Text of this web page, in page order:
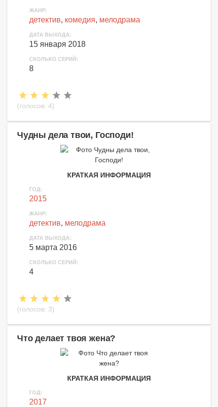
ЖАНР:
детектив, комедия, мелодрама
ДАТА ВЫХОДА:
15 января 2018
СКОЛЬКО СЕРИЙ:
8
(голосов: 4)
Чудны дела твои, Господи!
КРАТКАЯ ИНФОРМАЦИЯ
ГОД:
2015
ЖАНР:
детектив, мелодрама
ДАТА ВЫХОДА:
5 марта 2016
СКОЛЬКО СЕРИЙ:
4
(голосов: 3)
Что делает твоя жена?
КРАТКАЯ ИНФОРМАЦИЯ
ГОД:
2017